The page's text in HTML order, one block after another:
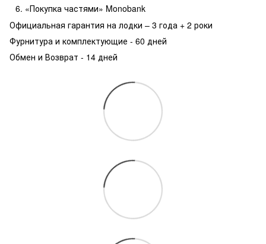
«Покупка частями» Monobank
Официальная гарантия на лодки – 3 года + 2 роки
Фурнитура и комплектующие - 60 дней
Обмен и Возврат - 14 дней